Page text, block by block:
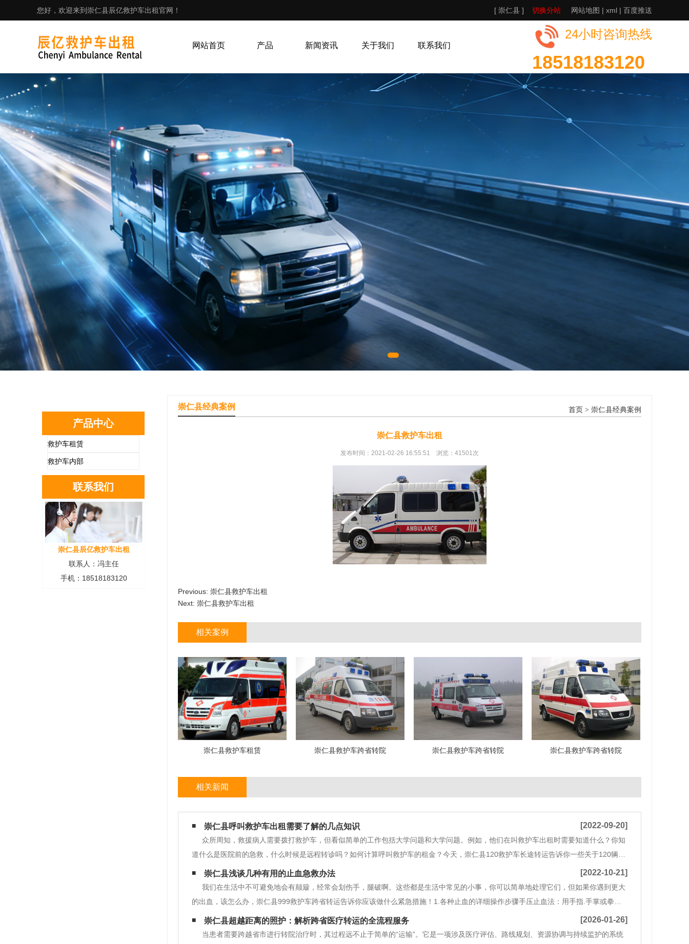
您好，欢迎来到崇仁县辰亿救护车出租官网！ [ 崇仁县 ] 切换分站 网站地图 | xml | 百度推送
网站首页 产品 新闻资讯 关于我们 联系我们
24小时咨询热线
18518183120
产品中心
救护车内部
救护车租赁
联系我们
崇仁县辰亿救护车出租
联系人：冯主任
手机：18518183120
崇仁县经典案例 首页 > 崇仁县经典案例
崇仁县救护车出租
发布时间：2021-02-26 16:55:51 浏览：41501次
Previous: 崇仁县救护车出租
Next: 崇仁县救护车出租
相关案例
崇仁县救护车租赁 崇仁县救护车跨省转院 崇仁县救护车跨省转院 崇仁县救护车跨省转院
相关新闻
崇仁县呼叫救护车出租需要了解的几点知识 [2022-09-20]
众所周知，救援病人需要拨打救护车，但看似简单的工作包括大学问题和大学问题。例如，他们在叫救护车出租时需要知道什么？你知
道什么是医院前的急救，什么时候是远程转诊吗？如何计算呼叫救护车的租金？今天，崇仁县120救护车长途转运告诉你一些关于120辆救
护车的知识。从字面上看，医院前救援是在呼叫120辆救护车后将病人送往医院的医疗救援手术。医院前救援包括医院前负责人提供的现场
诊断、保护、治疗和途中监测的医疗服
崇仁县浅谈几种有用的止血急救办法 [2022-10-21]
我们在生活中不可避免地会有颠簸，经常会划伤手，腿破啊。这些都是生活中常见的小事，你可以简单地处理它们，但如果你遇到更大
的出血，该怎么办，崇仁县999救护车跨省转运告诉你应该做什么紧急措施！1.各种止血的详细操作步骤手压止血法：用手指.手掌或拳头
压榨出血区近侧动脉干，暂时控制出血。加压包扎止血法：用厚敷料覆盖创伤后，用纱带缠绕，施加轻微压力，适度控制出血。四肢小动
脉或静脉出血.大多数头皮下出血患者都能
崇仁县超越距离的照护：解析跨省医疗转运的全流程服务 [2026-01-26]
当患者需要跨越省市进行转院治疗时，其过程远不止于简单的“运输”。它是一项涉及医疗评估、路线规划、资源协调与持续监护的系统